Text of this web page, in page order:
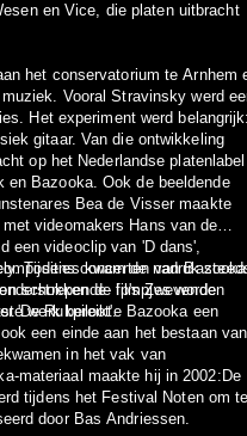
en Vice, die platen uitbracht
het conservatorium te Arnhem
Vooral Stravinsky werd
Het experiment werd belangrijk:
gitaar. Van die ontwikkeling
op het Nederlandse platenlabel
en Bazooka. Ook de beeldende
Bea de Visser maakte
videomakers Hans van de
een videoclip van 'D dans',
Tijdens concerten van Bazooka
schokkende- filmpjes worden
'De Rukpiloot'.
kwam de nadruk
de lp's Zwevende
werk bereikte Bazooka een
een einde aan het bestaan van
in het vak van
materiaal maakte hij in 2002:De
tijdens het Festival Noten om te
door Bas Andriessen.